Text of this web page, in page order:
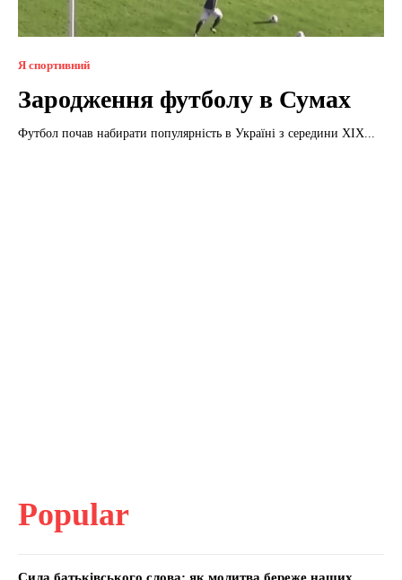
Я спортивний
Зародження футболу в Сумах
Футбол почав набирати популярність в Україні з середини XIX...
Popular
Сила батьківського слова: як молитва береже наших